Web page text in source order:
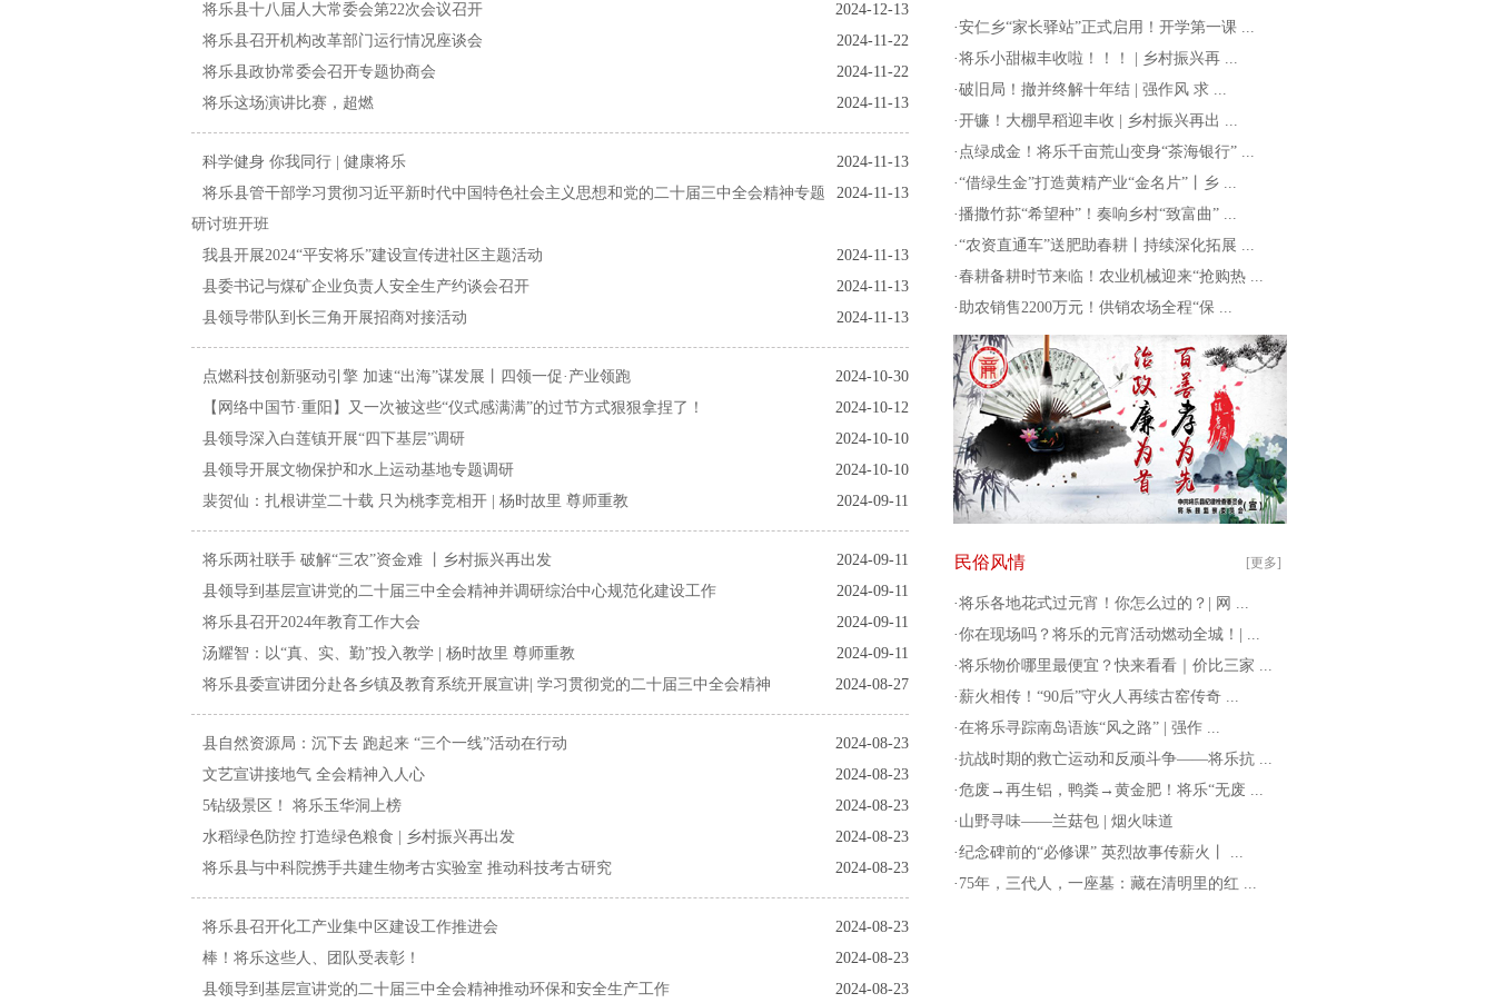
2024-12-13
将乐县十八届人大常委会第22次会议召开
2024-11-22
将乐县召开机构改革部门运行情况座谈会
2024-11-22
将乐县政协常委会召开专题协商会
2024-11-13
将乐这场演讲比赛，超燃
2024-11-13
科学健身 你我同行 | 健康将乐
2024-11-13
将乐县管干部学习贯彻习近平新时代中国特色社会主义思想和党的二十届三中全会精神专题
研讨班开班
2024-11-13
我县开展2024“平安将乐”建设宣传进社区主题活动
2024-11-13
县委书记与煤矿企业负责人安全生产约谈会召开
2024-11-13
县领导带队到长三角开展招商对接活动
2024-10-30
点燃科技创新驱动引擎 加速“出海”谋发展丨四领一促·产业领跑
2024-10-12
【网络中国节·重阳】又一次被这些“仪式感满满”的过节方式狠狠拿捏了！
2024-10-10
县领导深入白莲镇开展“四下基层”调研
2024-10-10
县领导开展文物保护和水上运动基地专题调研
2024-09-11
裴贺仙：扎根讲堂二十载 只为桃李竞相开 | 杨时故里 尊师重教
2024-09-11
将乐两社联手 破解“三农”资金难 丨乡村振兴再出发
2024-09-11
县领导到基层宣讲党的二十届三中全会精神并调研综治中心规范化建设工作
2024-09-11
将乐县召开2024年教育工作大会
2024-09-11
汤耀智：以“真、实、勤”投入教学 | 杨时故里 尊师重教
2024-08-27
将乐县委宣讲团分赴各乡镇及教育系统开展宣讲| 学习贯彻党的二十届三中全会精神
2024-08-23
县自然资源局：沉下去 跑起来 “三个一线”活动在行动
2024-08-23
文艺宣讲接地气 全会精神入人心
2024-08-23
5钻级景区！ 将乐玉华洞上榜
2024-08-23
水稻绿色防控 打造绿色粮食 | 乡村振兴再出发
2024-08-23
将乐县与中科院携手共建生物考古实验室 推动科技考古研究
2024-08-23
将乐县召开化工产业集中区建设工作推进会
2024-08-23
棒！将乐这些人、团队受表彰！
2024-08-23
县领导到基层宣讲党的二十届三中全会精神推动环保和安全生产工作
·安仁乡“家长驿站”正式启用！开学第一课 ...
·将乐小甜椒丰收啦！！！ | 乡村振兴再 ...
·破旧局！撤并终解十年结 | 强作风 求 ...
·开镰！大棚早稻迎丰收 | 乡村振兴再出 ...
· 点绿成金！将乐千亩荒山变身“茶海银行” ...
·“借绿生金”打造黄精产业“金名片”丨乡 ...
·播撒竹荪“希望种”！奏响乡村“致富曲” ...
·“农资直通车”送肥助春耕丨持续深化拓展 ...
·春耕备耕时节来临！农业机械迎来“抢购热 ...
·助农销售2200万元！供销农场全程“保 ...
[更多]
民俗风情
·将乐各地花式过元宵！你怎么过的？| 网 ...
·你在现场吗？将乐的元宵活动燃动全城！| ...
·将乐物价哪里最便宜？快来看看｜价比三家 ...
·薪火相传！“90后”守火人再续古窑传奇 ...
·在将乐寻踪南岛语族“风之路” | 强作 ...
·抗战时期的救亡运动和反顽斗争——将乐抗 ...
·危废→再生铝，鸭粪→黄金肥！将乐“无废 ...
· 山野寻味——兰菇包 | 烟火味道
·纪念碑前的“必修课” 英烈故事传薪火丨 ...
· 75年，三代人，一座墓：藏在清明里的红 ...